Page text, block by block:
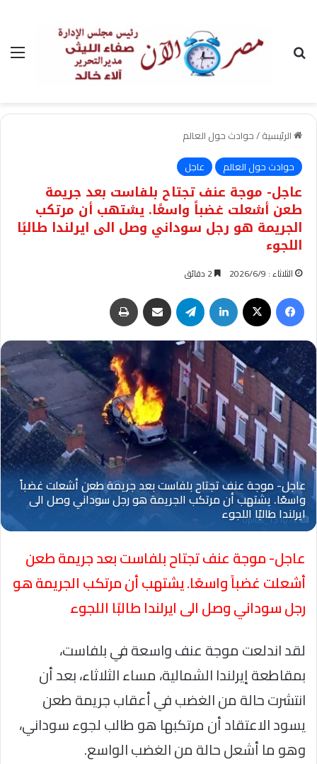
بحث عن
الرئيسية/حوادث حول العالم
حوادث حول العالم
عاجل
عاجل- موجة عنف تجتاح بلفاست بعد جريمة
طعن أشعلت غضباً واسعًا. يشتهب أن مرتكب
الجريمة هو رجل سوداني وصل الى ايرلندا طالبًا
اللجوء
الثلاثاء : 2026/6/9
فيسبوك لينكدإن تيلقرام مشاركة عبر البريد
Oplus_131072
عاجل- موجة عنف تجتاح بلفاست بعد جريمة طعن
أشعلت غضباً واسعًا. يشتهب أن مرتكب الجريمة هو
رجل سوداني وصل الى ايرلندا طالبًا اللجوء
لقد اندلعت موجة عنف واسعة في بلفاست،
بمقاطعة إيرلندا الشمالية، مساء الثلاثاء، بعد أن
انتشرت حالة من الغضب في أعقاب جريمة طعن
يسود الاعتقاد أن مرتكبها هو طالب لجوء سوداني،
وهو ما أشعل حالة من الغضب الواسع.